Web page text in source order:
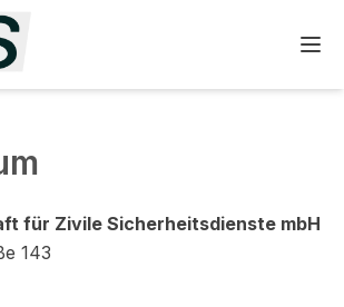
für Zivile Sicherheitsdienste mbH
143